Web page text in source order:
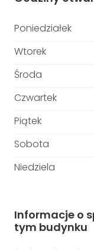
Poniedziałek
Wtorek
Środa
Czwartek
Piątek
Sobota
Niedziela
Informacje o
tym budynku